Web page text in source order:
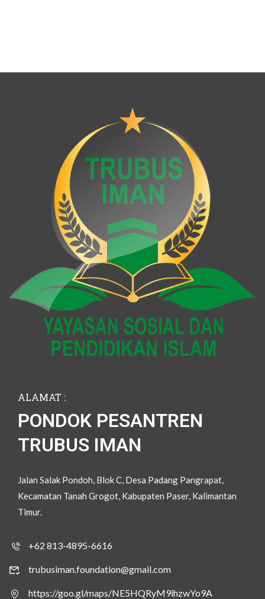
ALAMAT :
PONDOK PESANTREN
TRUBUS IMAN
Jalan Salak Pondoh, Blok C, Desa Padang Pangrapat,
Kecamatan Tanah Grogot, Kabupaten Paser, Kalimantan
Timur.
+62 813-4895-6616
trubusiman.foundation@gmail.com
https://goo.gl/maps/NE5HQRyM9ihzwYo9A